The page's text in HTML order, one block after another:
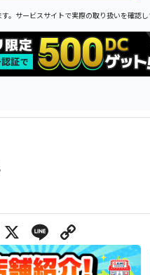
。サービスサイトで実際の取り扱いを確認し
X Line